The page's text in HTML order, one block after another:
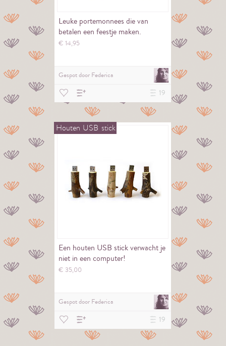
Leuke portemonnees die van
betalen een feestje maken.
€ 14,95
Gespot door Federica
19
Houten USB stick
Een houten USB stick verwacht je
niet in een computer!
€ 35,00
Gespot door Federica
19